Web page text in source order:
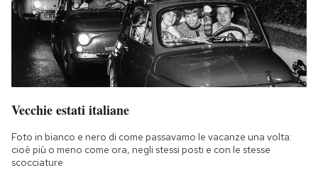
Vecchie estati italiane
Foto in bianco e nero di come passavamo le vacanze una volta:
cioè più o meno come ora, negli stessi posti e con le stesse
scocciature